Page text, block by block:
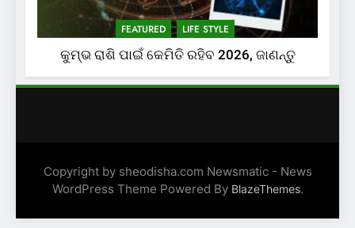
FEATURED LIFE STYLE
କୁମ୍ଭ ରାଶି ପାଇଁ କେମିତି ରହିବ 2026, ଜାଣନ୍ତୁ
Copyright by sheodisha.com Newsmatic - News
WordPress Theme Powered By BlazeThemes.